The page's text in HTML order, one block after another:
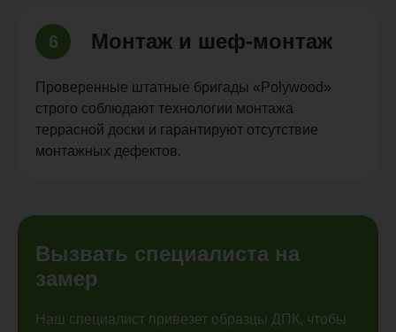
6 Монтаж и шеф-монтаж
Проверенные штатные бригады «Polywood»
строго соблюдают технологии монтажа
террасной доски и гарантируют отсутствие
монтажных дефектов.
Вызвать специалиста на
замер
Наш специалист привезет образцы ДПК, чтобы